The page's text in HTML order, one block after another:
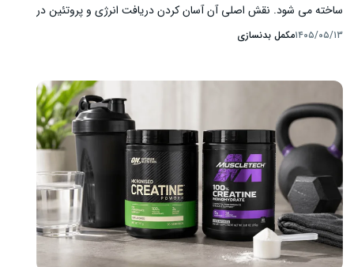
ساخته می شود. نقش اصلی آن آسان کردن دریافت انرژی و پروتئین در
حجم کمتر است؛ به همین دلیل ممکن است برای فردی که اشتهای کمی
افزایش انرژی دریافتی باعث افزایش وزن نمی شود. نتیجه مصرف به
ترکیب محصول، مقدار کل غذای روزانه، تمرین مقاومتی، خواب،
وضعیت گوارشی و شرایط سلامت فرد بستگی دارد. نام هایی مانند
Mass Gainer یا Weight Gainer نیز به تنهایی ترکیب و کیفیت
محصول را مشخص نمی کنند و برچسب هر محصول باید جداگانه
بررسی شود.
۱۴۰۵/۰۵/۱۳مکمل بدنسازی